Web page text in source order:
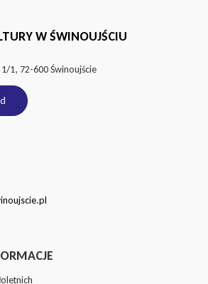
W ŚWINOUJŚCIU
1, 72-600 Świnoujście